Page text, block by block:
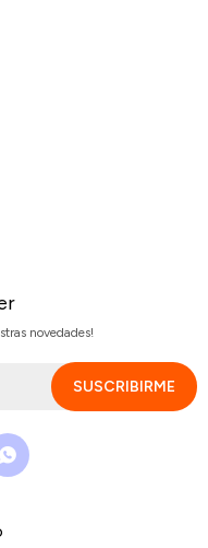
novedades!
SUSCRIBIRME
